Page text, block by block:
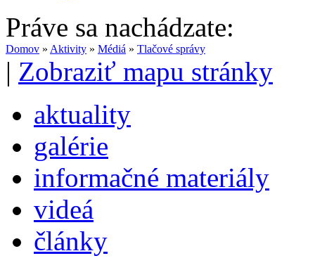
Práve sa nachádzate:
Domov » Aktivity » Médiá » Tlačové správy
| Zobraziť mapu stránky
aktuality
galérie
informačné materiály
videá
články